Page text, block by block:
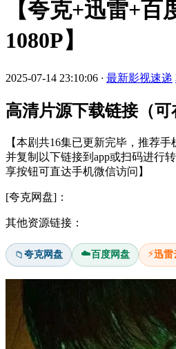
【夸克+迅雷+百
1080P】
2025-07-14 23:10:06 · 最新影视速递
高清片源下载链接（可
【本剧共16集已更新完毕，推荐
并复制以下链接到app或扫码进行
享按钮可直达手机微信访问】
[夸克网盘]：
其他资源链接：
📁夸克网盘 ☁️百度网盘 ⚡迅雷